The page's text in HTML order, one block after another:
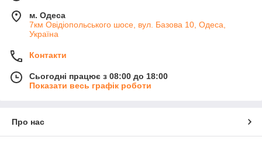
м. Одеса
7км Овідіопольського шосе, вул. Базова 10, Одеса,
Україна
Контакти
Сьогодні працює з 08:00 до 18:00
Показати весь графік роботи
Про нас